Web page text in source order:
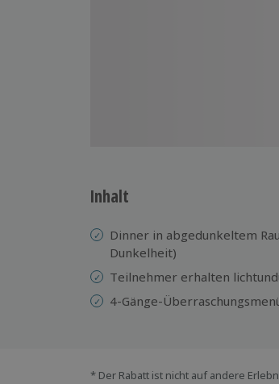
Inhalt
Dinner in abgedunkeltem
Dunkelheit)
Teilnehmer erhalten
4-Gänge-
* Der Rabatt ist nicht auf andere